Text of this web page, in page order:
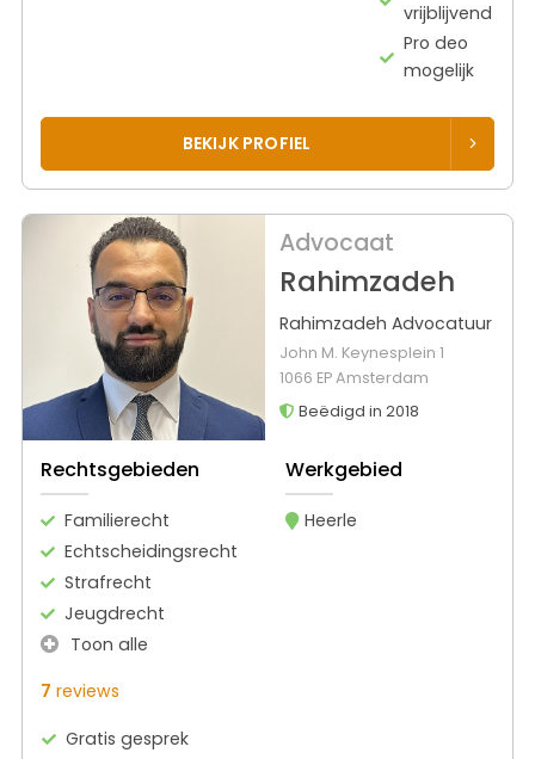
vrijblijvend
Pro deo
mogelijk
BEKIJK PROFIEL
Advocaat
Rahimzadeh
Rahimzadeh Advocatuur
John M. Keynesplein 1
1066 EP Amsterdam
Beëdigd in 2018
Rechtsgebieden
Familierecht
Echtscheidingsrecht
Strafrecht
Jeugdrecht
Toon alle
Werkgebied
Heerle
7 reviews
Gratis gesprek